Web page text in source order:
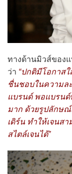
ทางด้านมิวส์ของ
ว่า “ปกติมีโอกาสใ
ชื่นชอบในความล
แบรนด์ พอแบรนด์
มาก ด้วยรูปลักษ
เดิร์น ทำให้เจนส
สไตล์เจนได้”